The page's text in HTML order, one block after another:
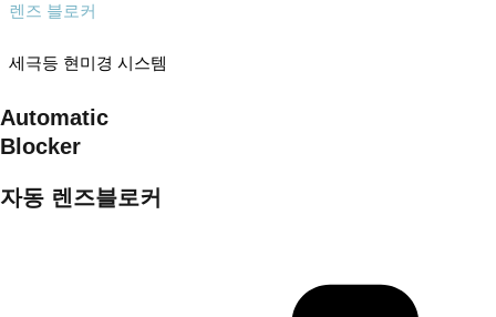
렌즈 블로커
세극등 현미경 시스템
Automatic
Blocker
자동 렌즈블로커